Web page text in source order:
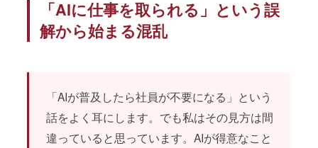
「AIに仕事を取られる」という誤
解から始まる混乱
「AIが普及したら社員が不要になる」という
話をよく耳にします。でも私はその見方は間
違っていると思っています。AIが得意なこと